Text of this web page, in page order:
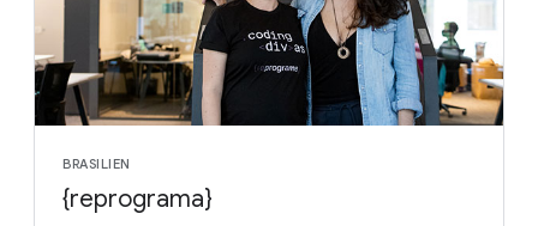
BRASILIEN
{reprograma}